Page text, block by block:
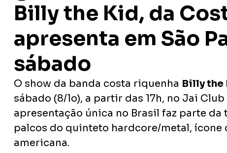
Billy the Kid, da
apresenta em São
sábado
O show da banda costa riquenha Billy the
sábado (8/1o), a partir das 17h, no Jai
apresentação única no Brasil faz parte
palcos do quinteto hardcore/metal, ícone
americana.